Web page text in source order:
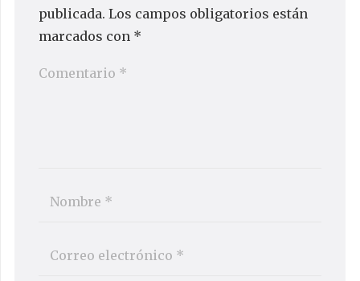
publicada. Los campos obligatorios están
marcados con *